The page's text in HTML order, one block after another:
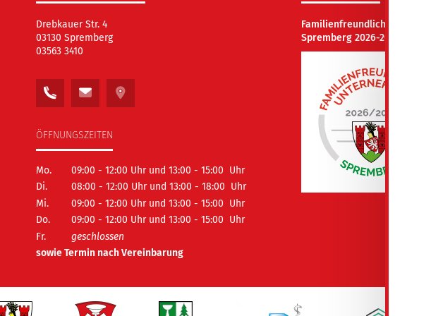
Drebkauer Str. 4
03130 Spremberg
03563 3410
ÖFFNUNGSZEITEN
Mo.
09:00 - 12:00 Uhr und 13:00 - 15:00 Uhr
Di.
08:00 - 12:00 Uhr und 13:00 - 18:00 Uhr
Mi.
09:00 - 12:00 Uhr und 13:00 - 15:00 Uhr
Do.
09:00 - 12:00 Uhr und 13:00 - 15:00 Uhr
Fr.
geschlossen
sowie Termin nach Vereinbarung
Familienfreundliches
Spremberg 2026-2027